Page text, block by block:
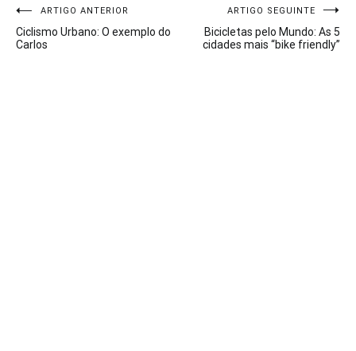
Navegação
de
ARTIGO ANTERIOR
Ciclismo Urbano: O exemplo do
Carlos
ARTIGO SEGUINTE
Bicicletas pelo Mundo: As 5
cidades mais “bike friendly”